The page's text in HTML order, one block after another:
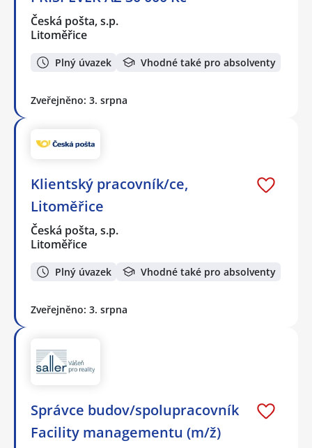
Česká pošta, s.p.
Litoměřice
Plný úvazek Vhodné také pro absolventy
Zveřejněno: 3. srpna
Klientský pracovník/ce,
Litoměřice
Česká pošta, s.p.
Litoměřice
Plný úvazek Vhodné také pro absolventy
Zveřejněno: 3. srpna
Správce budov/spolupracovník
Facility managementu (m/ž)